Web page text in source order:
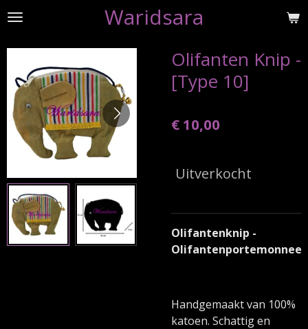
Ga
naar
hoofdinhoud
Waridsara
Olifanten Knip -
[Type 10]
€ 10,00
Uitverkocht
Olifantenknip -
Olifantenportemonnee
Handgemaakt van 100%
katoen. Schattig en